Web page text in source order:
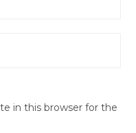
in this browser for the